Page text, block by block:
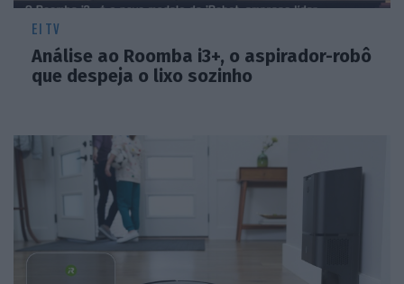
EI TV
Análise ao Roomba i3+, o aspirador-robô
que despeja o lixo sozinho